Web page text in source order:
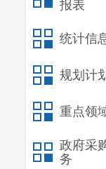
报表
统计信
规划计
重点领
政府采
务